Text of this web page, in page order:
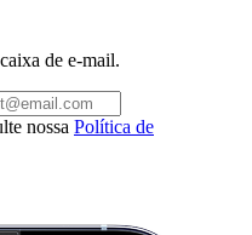
de e-mail.
nossa Política de